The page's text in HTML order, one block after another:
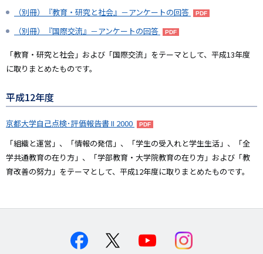
（別冊）『教育・研究と社会』－アンケートの回答
（別冊）『国際交流』－アンケートの回答
「教育・研究と社会」および「国際交流」をテーマとして、平成13年度
に取りまとめたものです。
平成12年度
京都大学自己点検･評価報告書 II 2000
「組織と運営」、「情報の発信」、「学生の受入れと学生生活」、「全
学共通教育の在り方」、「学部教育・大学院教育の在り方」および「教
育改善の努力」をテーマとして、平成12年度に取りまとめたものです。